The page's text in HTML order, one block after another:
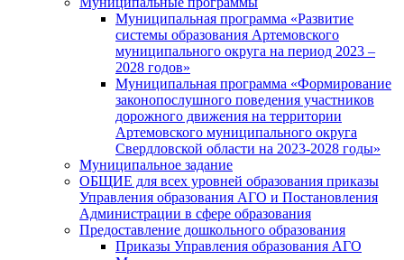
Муниципальная программа «Развитие
системы образования Артемовского
муниципального округа на период 2023 –
2028 годов»
Муниципальная программа «Формирование
законопослушного поведения участников
дорожного движения на территории
Артемовского муниципального округа
Свердловской области на 2023-2028 годы»
Муниципальное задание
ОБЩИЕ для всех уровней образования приказы
Управления образования АГО и Постановления
Администрации в сфере образования
Предоставление дошкольного образования
Приказы Управления образования АГО